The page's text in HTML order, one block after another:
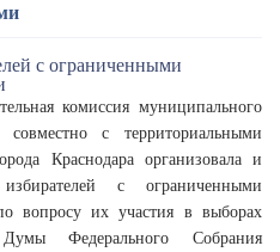
комиссия муниципального
совместно с территориальными
Краснодара организовала и
с ограниченными
вопросу их участия в выборах
Думы Федерального Собрания